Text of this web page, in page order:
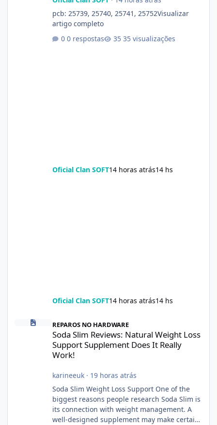
pcb: 25739, 25740, 25741, 25752Visualizar
artigo completo
0 respostas
35 visualizações
Oficial Clan SOFT14 horas atrás14 hs
Oficial Clan SOFT14 horas atrás14 hs
Soda Slim Reviews: Natural Weight Loss Support Supplement
REPAROS NO HARDWARE
Soda Slim Reviews: Natural Weight Loss
Support Supplement Does It Really
Work!
karineeuk· 19 horas atrás
Soda Slim Weight Loss Support One of the
biggest reasons people research Soda Slim is
its connection with weight management. A
well-designed supplement may make certain